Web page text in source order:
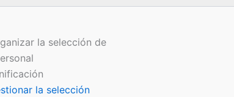
la selección de
la selección